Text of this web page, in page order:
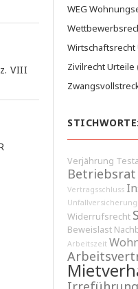
VIII
WEG
Wirtschaftsrecht
Zivilrecht Urteile
STICHWORTE:
Verjährung
Betriebsrat
Vertragsschluss
Unfallversicherung
Widerrufsrecht
Beweislast
Arbeitszeit